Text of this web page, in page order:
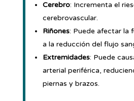
Cerebro: Incrementa el
cerebrovascular.
Riñones: Puede afectar la
a la reducción del flujo
Extremidades: Puede
arterial periférica,
piernas y brazos.